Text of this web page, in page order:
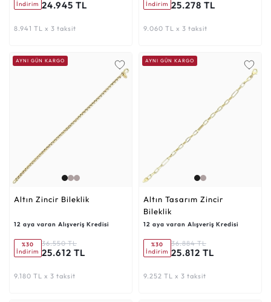
İndirim 24.945 TL
8.941 TL x 3 taksit
İndirim 25.278 TL
9.060 TL x 3 taksit
AYNI GÜN KARGO
Altın Zincir Bileklik
12 aya varan Alışveriş Kredisi
%30
İndirim
36.550 TL
25.612 TL
9.180 TL x 3 taksit
AYNI GÜN KARGO
Altın Tasarım Zincir
Bileklik
12 aya varan Alışveriş Kredisi
%30
İndirim
36.884 TL
25.812 TL
9.252 TL x 3 taksit